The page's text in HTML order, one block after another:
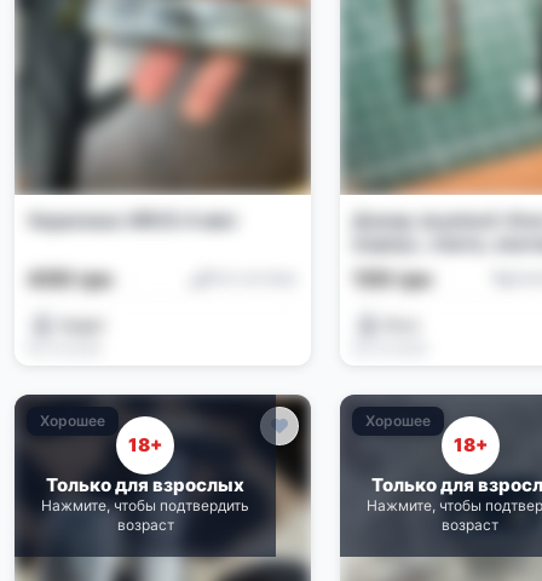
Vaporesso XROS 4 міні
400 грн
Донор Joyetech
внутренний пластик
130 грн
Хорошее
18+
Только для взрослых
Нажмите, чтобы подтвердить
возраст
Хорошее
18+
Только для
Нажмите, чтобы
возраст